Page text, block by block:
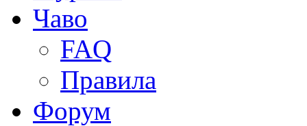
Чаво
FAQ
Правила
Форум